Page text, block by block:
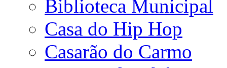
Biblioteca Municipal
Casa do Hip Hop
Casarão do Carmo